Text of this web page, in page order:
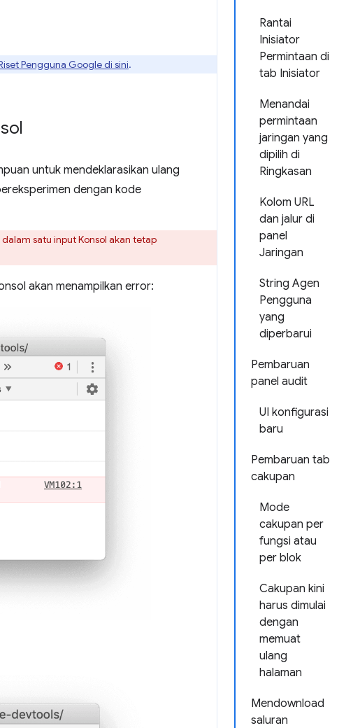
Rantai
Inisiator
Permintaan di
tab Inisiator
Menandai
permintaan
jaringan yang
dipilih di
Ringkasan
Kolom URL
dan jalur di
panel
Jaringan
String Agen
Pengguna
yang
diperbarui
Pembaruan
panel audit
UI konfigurasi
baru
Pembaruan tab
cakupan
Mode
cakupan per
fungsi atau
per blok
Cakupan kini
harus dimulai
dengan
memuat
ulang
halaman
Mendownload
saluran
Pengguna Google di sini.
untuk mendeklarasikan ulang
dengan kode
satu input Konsol akan tetap
akan menampilkan error: